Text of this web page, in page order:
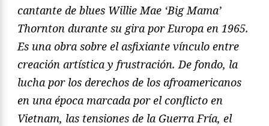
cantante de blues Willie Mae ‘Big Mama’
Thornton durante su gira por Europa en 1965.
Es una obra sobre el asfixiante vínculo entre
creación artística y frustración. De fondo, la
lucha por los derechos de los afroamericanos
en una época marcada por el conflicto en
Vietnam, las tensiones de la Guerra Fría, el